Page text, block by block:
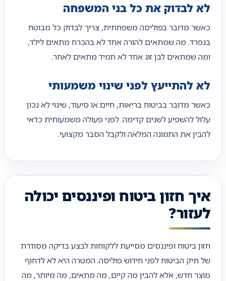
לא לבדוק את כל בני המשפחה
כאשר מדובר בפוליסה משפחתית, צריך לבדוק כל מבוטח
בנפרד. מה שמתאים להורה אחד לא בהכרח מתאים לילד,
ומה שמתאים לבן זוג אחד לא תמיד מתאים לאחר.
לא להתייעץ לפני שינוי משמעותי
כאשר מדובר בביטוח בריאות, חיים או סיעוד, שינוי לא נכון
עלול להשפיע לשנים קדימה. לפני פעולה משמעותית כדאי
להבין את התמונה המלאה ולקבל הסבר מקצועי.
איך חזון ביטוח ופיננסים יכולה
לעזור?
חזון ביטוח ופיננסים מסייעת ללקוחות לבצע בדיקה מסודרת
של תיק הביטוח לפני חידוש פוליסה. המטרה היא לא לדחוף
מוצר חדש, אלא להבין מה קיים, מה מתאים, מה מיותר, מה